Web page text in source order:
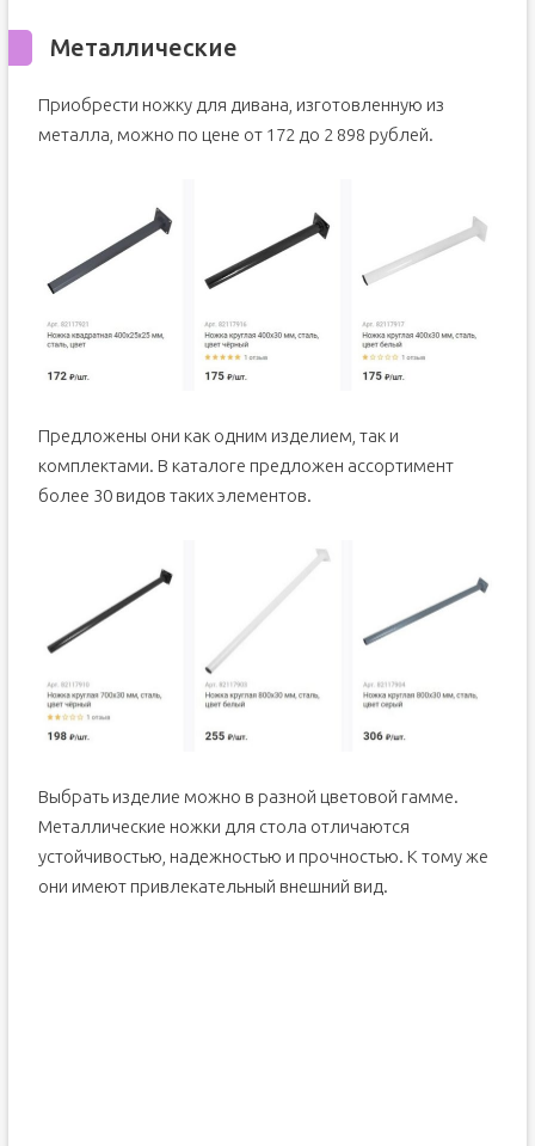
Металлические
Приобрести ножку для дивана, изготовленную из
металла, можно по цене от 172 до 2 898 рублей.
Предложены они как одним изделием, так и
комплектами. В каталоге предложен ассортимент
более 30 видов таких элементов.
Выбрать изделие можно в разной цветовой гамме.
Металлические ножки для стола отличаются
устойчивостью, надежностью и прочностью. К тому же
они имеют привлекательный внешний вид.